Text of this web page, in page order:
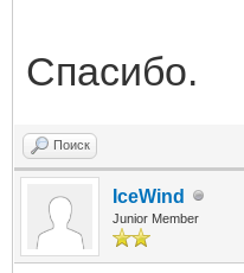
Спасибо.
Поиск
IceWind
Junior Member